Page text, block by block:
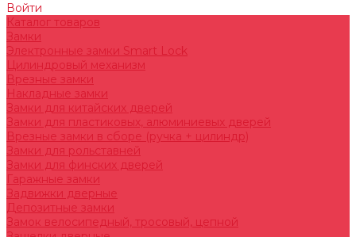
Войти
Каталог товаров
Замки
Электронные замки Smart Lock
Цилиндровый механизм
Врезные замки
Накладные замки
Замки для китайских дверей
Замки для пластиковых, алюминиевых дверей
Врезные замки в сборе (ручка + цилиндр)
Замки для рольставней
Замки для финских дверей
Гаражные замки
Задвижки дверные
Депозитные замки
Замок велосипедный, тросовый, цепной